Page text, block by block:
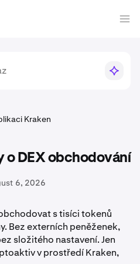
Kraken
o DEX obchodování
6, 2026
s tisíci tokenů
Bez externích peněženek,
složitého nastavení. Jen
v prostředí Kraken,